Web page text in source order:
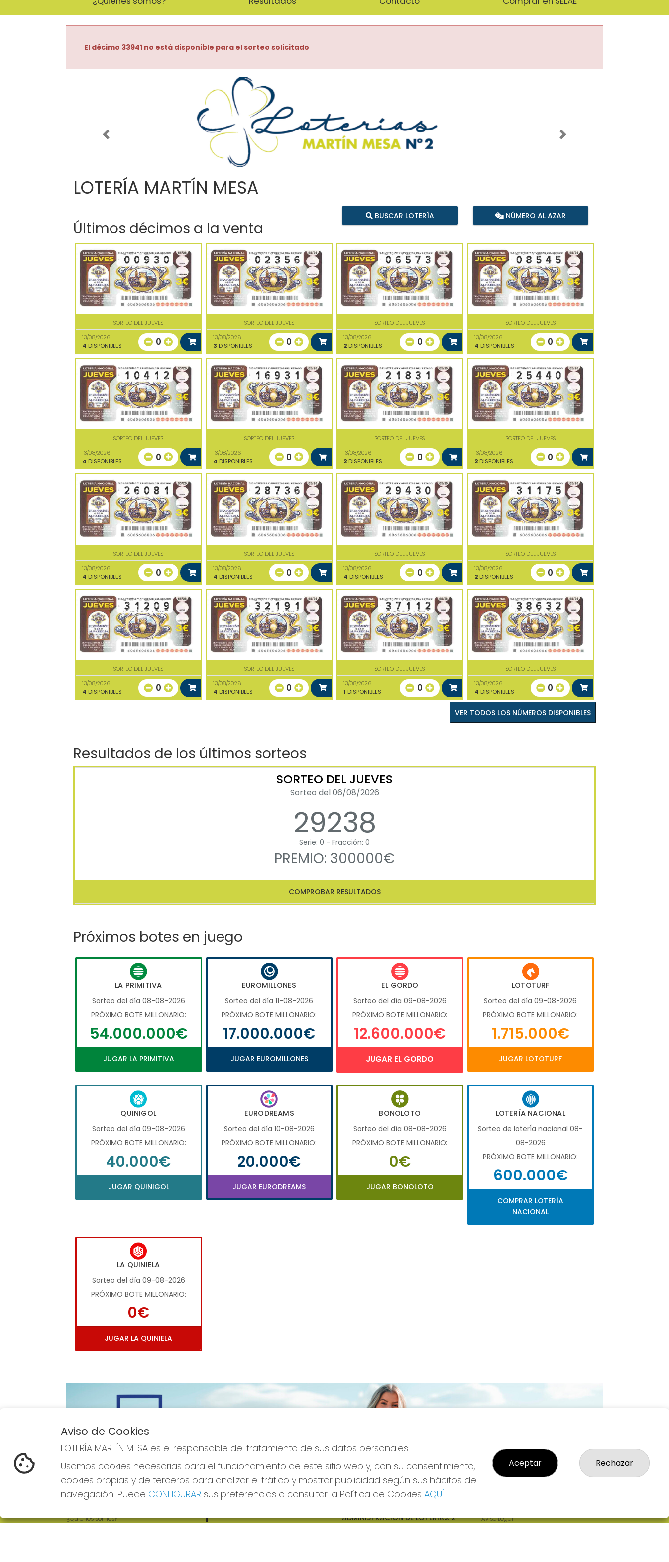
El décimo 33941 no está disponible para el sorteo solicitado
Imagen anterior Imagen siguiente
LOTERÍA MARTÍN MESA
Últimos décimos a la venta
BUSCAR LOTERÍA NÚMERO AL AZAR
SORTEO DEL JUEVES
13/08/2026
4 DISPONIBLES 0
SORTEO DEL JUEVES
13/08/2026
3 DISPONIBLES 0
SORTEO DEL JUEVES
13/08/2026
2 DISPONIBLES 0
SORTEO DEL JUEVES
13/08/2026
4 DISPONIBLES 0
SORTEO DEL JUEVES
13/08/2026
4 DISPONIBLES 0
SORTEO DEL JUEVES
13/08/2026
4 DISPONIBLES 0
SORTEO DEL JUEVES
13/08/2026
2 DISPONIBLES 0
SORTEO DEL JUEVES
13/08/2026
2DISPONIBLES 0
SORTEO DEL JUEVES
13/08/2026
4 DISPONIBLES 0
SORTEO DEL JUEVES
13/08/2026
4 DISPONIBLES 0
SORTEO DEL JUEVES
13/08/2026
4 DISPONIBLES 0
SORTEO DEL JUEVES
13/08/2026
2DISPONIBLES 0
SORTEO DEL JUEVES
13/08/2026
4 DISPONIBLES 0
SORTEO DEL JUEVES
13/08/2026
4 DISPONIBLES 0
SORTEO DEL JUEVES
13/08/2026
1 DISPONIBLES 0
SORTEO DEL JUEVES
13/08/2026
4 DISPONIBLES 0
VER TODOS LOS NÚMEROS DISPONIBLES
Resultados de los últimos sorteos
SORTEO DEL JUEVES
Sorteo del 06/08/2026
29238
Serie: 0 - Fracción: 0
PREMIO: 300000€
COMPROBAR RESULTADOS
Próximos botes en juego
LA PRIMITIVA
Sorteo del día 08-08-2026
PRÓXIMO BOTE MILLONARIO:
54.000.000€
JUGAR LA PRIMITIVA
EUROMILLONES
Sorteo del día 11-08-2026
PRÓXIMO BOTE MILLONARIO:
17.000.000€
JUGAR EUROMILLONES
EL GORDO
Sorteo del día 09-08-2026
PRÓXIMO BOTE MILLONARIO:
12.600.000€
JUGAR EL GORDO
LOTOTURF
Sorteo del día 09-08-2026
PRÓXIMO BOTE MILLONARIO:
1.715.000€
JUGAR LOTOTURF
QUINIGOL
Sorteo del día 09-08-2026
PRÓXIMO BOTE MILLONARIO:
40.000€
JUGAR QUINIGOL
EURODREAMS
Sorteo del día 10-08-2026
PRÓXIMO BOTE MILLONARIO:
20.000€
JUGAR EURODREAMS
BONOLOTO
Sorteo del día 08-08-2026
PRÓXIMO BOTE MILLONARIO:
0€
JUGAR BONOLOTO
LOTERÍA NACIONAL
Sorteo de loterÍa nacional 08-
08-2026
PRÓXIMO BOTE MILLONARIO:
600.000€
COMPRAR LOTERÍA
NACIONAL
LA QUINIELA
Sorteo del día 09-08-2026
PRÓXIMO BOTE MILLONARIO:
0€
JUGAR LA QUINIELA
Imagen anterior
LOTERÍA MARTÍN MESA
¿Quiénes somos?
REDES SOCIALES
ADMINISTRACION DE LOTERIAS: 2-
CIUDAD RODRIGO - RECEPTOR
Aviso Legal
Aviso de Cookies
LOTERÍA MARTÍN MESA es el responsable del tratamiento de sus datos personales.
Usamos cookies necesarias para el funcionamiento de este sitio web y, con su consentimiento,
cookies propias y de terceros para analizar el tráfico y mostrar publicidad según sus hábitos de
navegación. Puede CONFIGURAR sus preferencias o consultar la Política de Cookies AQUÍ.
Aceptar Rechazar